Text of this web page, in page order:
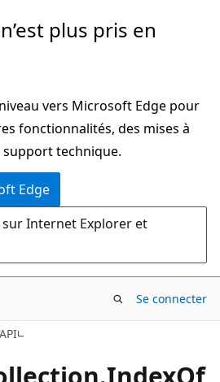
plus pris en
vers Microsoft Edge pour
fonctionnalités, des mises à
technique.
Edge
Internet Explorer et
Se connecter